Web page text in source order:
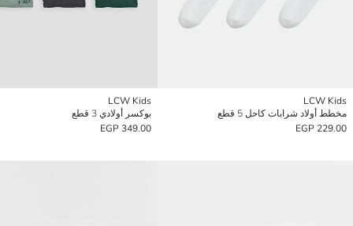
LCW Kids
مخطط أولاد شرابات كاحل 5 قطع
229.00 EGP
LCW Kids
بوكسر أولادي 3 قطع
349.00 EGP